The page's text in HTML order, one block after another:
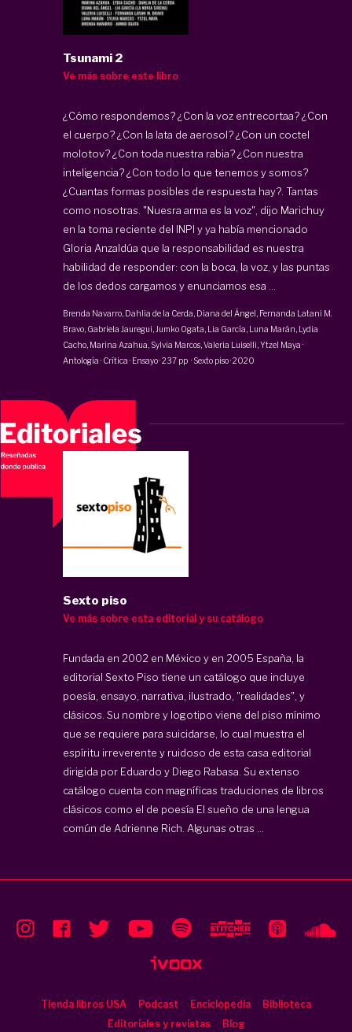
Tsunami 2
Ve más sobre este libro
¿Cómo respondemos? ¿Con la voz entrecortaa? ¿Con
el cuerpo? ¿Con la lata de aerosol? ¿Con un coctel
molotov? ¿Con toda nuestra rabia? ¿Con nuestra
inteligencia? ¿Con todo lo que tenemos y somos?
¿Cuantas formas posibles de respuesta hay?. Tantas
como nosotras. "Nuesra arma es la voz", dijo Marichuy
en la toma reciente del INPI y ya había mencionado
Gloria Anzaldúa que la responsabilidad es nuestra
habilidad de responder: con la boca, la voz, y las puntas
de los dedos cargamos y enunciamos esa ...
Brenda Navarro , Dahlia de la Cerda, Diana del Ángel , Fernanda Latani M.
Bravo, Gabriela Jauregui , Jumko Ogata, Lia García, Luna Marán, Lydia
Cacho, Marina Azahua, Sylvia Marcos, Valeria Luiselli , Ytzel Maya ·
Antología · Crítica · Ensayo·237 pp ·Sexto piso·2020
Sexto piso
Ve más sobre esta editorial y su catálogo
Fundada en 2002 en México y en 2005 España, la
editorial Sexto Piso tiene un catálogo que incluye
poesía, ensayo, narrativa, ilustrado, "realidades", y
clásicos. Su nombre y logotipo viene del piso mínimo
que se requiere para suicidarse, lo cual muestra el
espíritu irreverente y ruidoso de esta casa editorial
dirigida por Eduardo y Diego Rabasa. Su extenso
catálogo cuenta con magníficas traduciones de libros
clásicos como el de poesía El sueño de una lengua
común de Adrienne Rich. Algunas otras ...
Tienda libros USA Podcast Enciclopedia
Biblioteca
Editoriales y revistas
Blog